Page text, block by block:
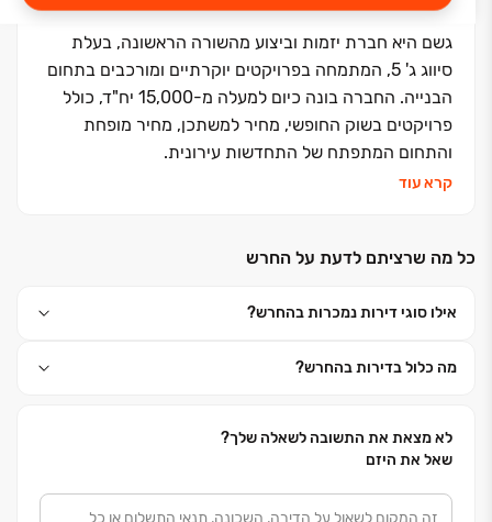
גשם היא חברת יזמות וביצוע מהשורה הראשונה, בעלת
סיווג ג' 5, המתמחה בפרויקטים יוקרתיים ומורכבים בתחום
הבנייה. החברה בונה כיום למעלה מ-15,000 יח"ד, כולל
פרויקטים בשוק החופשי, מחיר למשתכן, מחיר מופחת
והתחום המתפתח של התחדשות עירונית.
קרא עוד
כל מה שרציתם לדעת על החרש
אילו סוגי דירות נמכרות בהחרש?
מה כלול בדירות בהחרש?
לא מצאת את התשובה לשאלה שלך?
שאל את היזם